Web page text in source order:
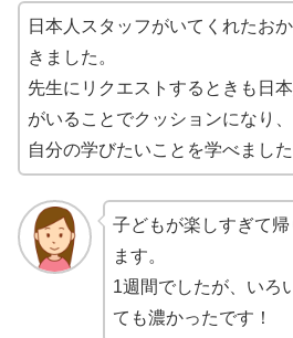
日本人スタッフがいてくれたお
きました。
先生にリクエストするときも日
がいることでクッションになり、
自分の学びたいことを学べました
子どもが楽しすぎて
ます。
1週間でしたが、いろ
ても濃かったです！